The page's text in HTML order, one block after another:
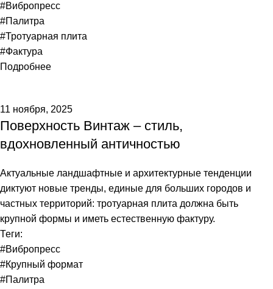
#Вибропресс
#Палитра
#Тротуарная плита
#Фактура
Подробнее
11 ноября, 2025
Поверхность Винтаж – стиль,
вдохновленный античностью
Актуальные ландшафтные и архитектурные тенденции
диктуют новые тренды, единые для больших городов и
частных территорий: тротуарная плита должна быть
крупной формы и иметь естественную фактуру.
Теги:
#Вибропресс
#Крупный формат
#Палитра